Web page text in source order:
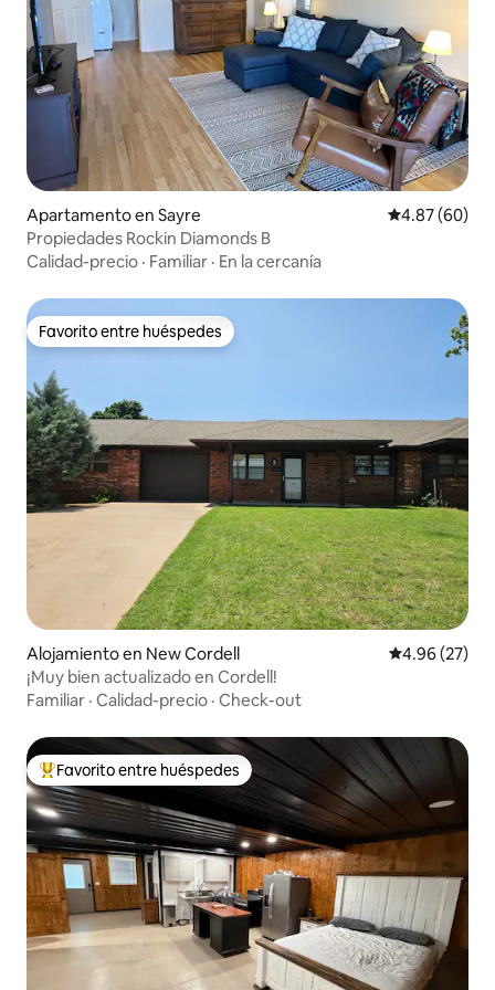
Apartamento en Sayre Calificación
4.87 (60)
Propiedades Rockin Diamonds B
Calidad-precio · Familiar · En la cercanía
Favorito entre huéspedes
Favorito entre huéspedes
Alojamiento en New Cordell Calificación
4.96 (27)
¡Muy bien actualizado en Cordell!
Familiar · Calidad-precio · Check-out
Favorito entre huéspedes preferido
Favorito entre huéspedes